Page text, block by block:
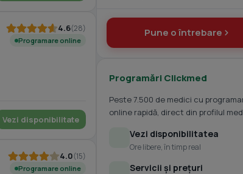
4.6(28)
Programare online
Vezi disponibilitate
4.0(15)
Programare online
Pune o întrebare
Programări Clickmed
Peste 7.500 de medici cu
online rapidă, direct din profilul
Vezi disponibilitatea
Ore libere, în timp real
Servicii și prețuri